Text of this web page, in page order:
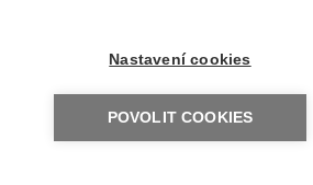
Nastavení cookies
POVOLIT COOKIES